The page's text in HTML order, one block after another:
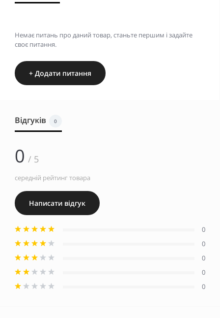
Немає питань про даний товар, станьте першим і задайте
своє питання.
+ Додати питання
Відгуків 0
0 / 5
середній рейтинг товара
Написати відгук
0
0
0
0
0